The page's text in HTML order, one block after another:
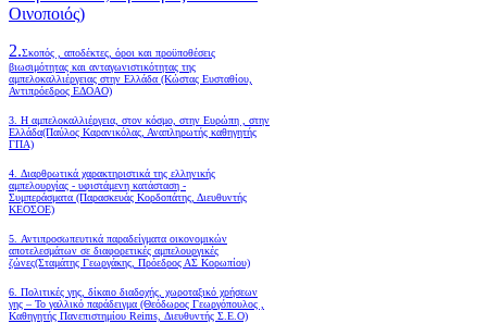
Οινοποιός)
2.Σκοπός , αποδέκτες, όροι και προϋποθέσεις
βιωσιμότητας και ανταγωνιστικότητας της
αμπελοκαλλιέργειας στην Ελλάδα (Κώστας Ευσταθίου,
Αντιπρόεδρος ΕΔΟΑΟ)
3. Η αμπελοκαλλιέργεια, στον κόσμο, στην Ευρώπη , στην
Ελλάδα(Παύλος Καρανικόλας, Αναπληρωτής καθηγητής
ΓΠΑ)
4. Διαρθρωτικά χαρακτηριστικά της ελληνικής
αμπελουργίας - υφιστάμενη κατάσταση -
Συμπεράσματα (Παρασκευάς Κορδοπάτης, Διευθυντής
ΚΕΟΣΟΕ)
5. Αντιπροσωπευτικά παραδείγματα οικονομικών
αποτελεσμάτων σε διαφορετικές αμπελουργικές
ζώνες(Σταμάτης Γεωργάκης, Πρόεδρος ΑΣ Κορωπίου)
6. Πολιτικές γης, δίκαιο διαδοχής, χωροταξικό χρήσεων
γης – Το γαλλικό παράδειγμα (Θεόδωρος Γεωργόπουλος ,
Καθηγητής Πανεπιστημίου Reims, Διευθυντής Σ.Ε.Ο)